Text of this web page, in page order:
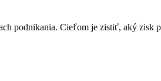
podnikania. Cieľom je zistiť, aký zisk